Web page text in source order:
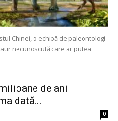
Chinei, o echipă de paleontologi
necunoscută care ar putea
de ani
dată...
0